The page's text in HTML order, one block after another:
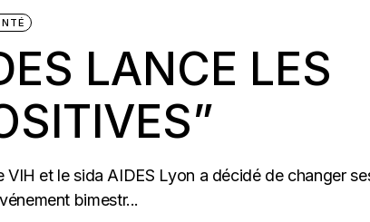
LANCE LES
VIH et le sida AIDES Lyon a décidé de changer
bimestr...